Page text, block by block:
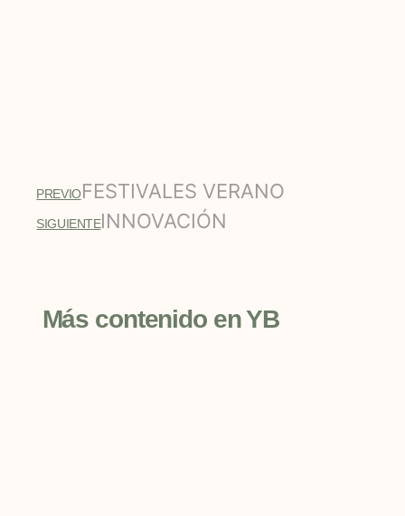
PREVIOFESTIVALES VERANO
SIGUIENTEINNOVACIÓN
Más contenido en YB